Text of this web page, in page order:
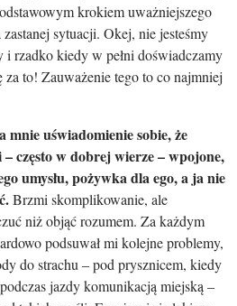
krokiem uważniejszego
zastanej sytuacji. Okej, nie jesteśmy
rzadko kiedy w pełni doświadczamy
to! Zauważenie tego to co najmniej
uświadomienie sobie, że
– często w dobrej wierze – wpojone,
umysłu, pożywka dla ego, a ja nie
Brzmi skomplikowanie, ale
niż objąć rozumem. Za każdym
podsuwał mi kolejne problemy,
do strachu – pod prysznicem, kiedy
jazdy komunikacją miejską –